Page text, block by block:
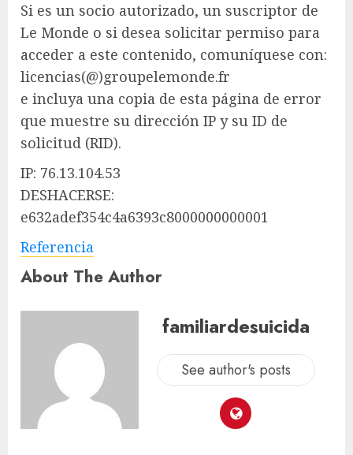
Si es un socio autorizado, un suscriptor de
Le Monde o si desea solicitar permiso para
acceder a este contenido, comuníquese con:
licencias(@)groupelemonde.fr
e incluya una copia de esta página de error
que muestre su dirección IP y su ID de
solicitud (RID).
IP: 76.13.104.53
DESHACERSE:
e632adef354c4a6393c8000000000001
Referencia
About The Author
familiardesuicida
See author's posts